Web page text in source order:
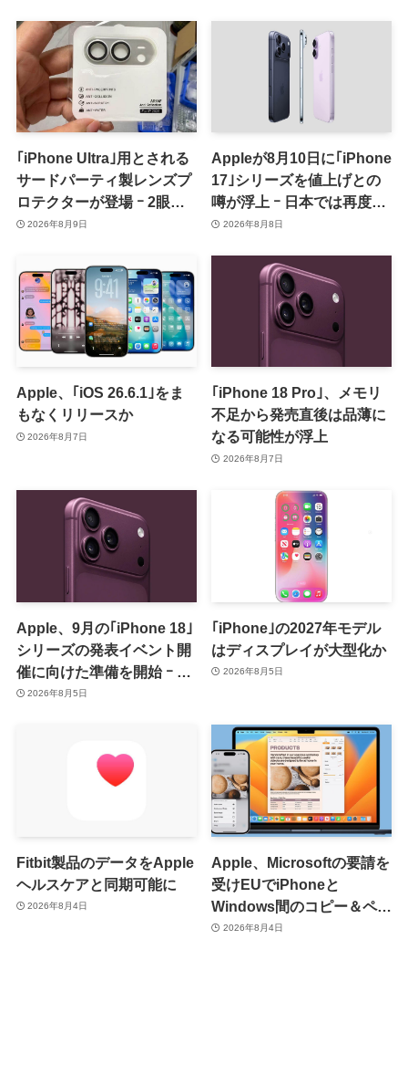
｢iPhone Ultra｣用とされる
サードパーティ製レンズプ
ロテクターが登場 ｰ 2眼カ
メラ搭載や一部本体カラー
2026年8月9日
Appleが8月10日に｢iPhone
17｣シリーズを値上げとの
噂が浮上 ｰ 日本では再度値
上げの可能性も?!
2026年8月8日
Apple、｢iOS 26.6.1｣をま
もなくリリースか
2026年8月7日
｢iPhone 18 Pro｣、メモリ
不足から発売直後は品薄に
なる可能性が浮上
2026年8月7日
Apple、9月の｢iPhone 18｣
シリーズの発表イベント開
催に向けた準備を開始 ｰ 9
月8日か9月9日に開催見込
2026年8月5日
｢iPhone｣の2027年モデル
はディスプレイが大型化か
2026年8月5日
Fitbit製品のデータをApple
ヘルスケアと同期可能に
2026年8月4日
Apple、Microsoftの要請を
受けEUでiPhoneと
Windows間のコピー＆ペー
スト機能を提供へ
2026年8月4日